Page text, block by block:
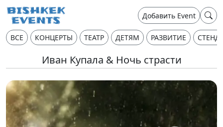
Добавить Event
ВСЕ КОНЦЕРТЫ ТЕАТР ДЕТЯМ РАЗВИТИЕ
Иван Купала & Ночь страсти